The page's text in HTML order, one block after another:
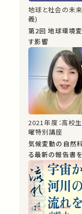
地球と社会の未
義)
第2回 地球環境変動が未来社会に及ぼ
す影響
2021年度：高校
曜特別講座
気候変動の自然
る最新の報告書